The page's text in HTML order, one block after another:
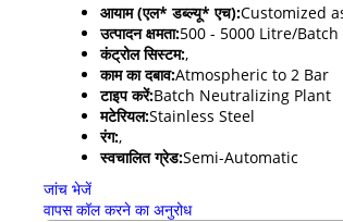
आयाम (एल* डब्ल्यू* एच):Customized
उत्पादन क्षमता:500 - 5000 Litre/Batch
कंट्रोल सिस्टम:,
काम का दबाव:Atmospheric to 2 Bar
टाइप करें:Batch Neutralizing Plant
मटेरियल:Stainless Steel
रंग:,
स्वचालित ग्रेड:Semi-Automatic
जांच भेजें
वापस कॉल करने का अनुरोध